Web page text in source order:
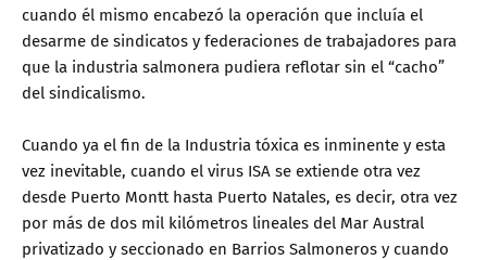
cuando él mismo encabezó la operación que incluía el
desarme de sindicatos y federaciones de trabajadores para
que la industria salmonera pudiera reflotar sin el “cacho”
del sindicalismo.
Cuando ya el fin de la Industria tóxica es inminente y esta
vez inevitable, cuando el virus ISA se extiende otra vez
desde Puerto Montt hasta Puerto Natales, es decir, otra vez
por más de dos mil kilómetros lineales del Mar Austral
privatizado y seccionado en Barrios Salmoneros y cuando